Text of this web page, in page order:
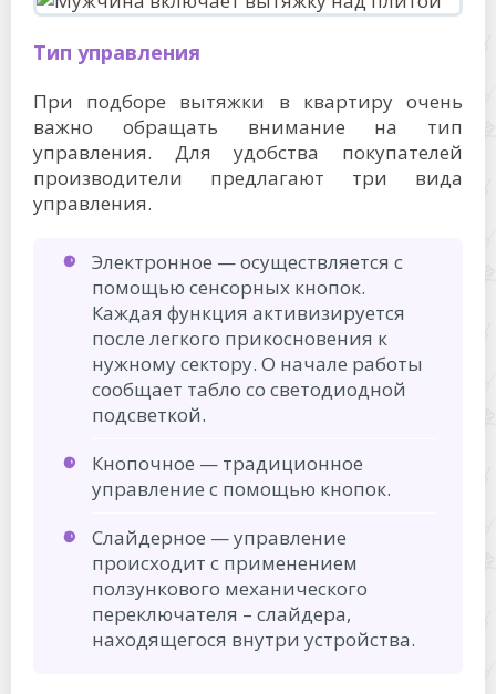
Тип управления
При подборе вытяжки в квартиру очень
важно обращать внимание на тип
управления. Для удобства покупателей
производители предлагают три вида
управления.
Электронное — осуществляется с
помощью сенсорных кнопок.
Каждая функция активизируется
после легкого прикосновения к
нужному сектору. О начале работы
сообщает табло со светодиодной
подсветкой.
Кнопочное — традиционное
управление с помощью кнопок.
Слайдерное — управление
происходит с применением
ползункового механического
переключателя – слайдера,
находящегося внутри устройства.